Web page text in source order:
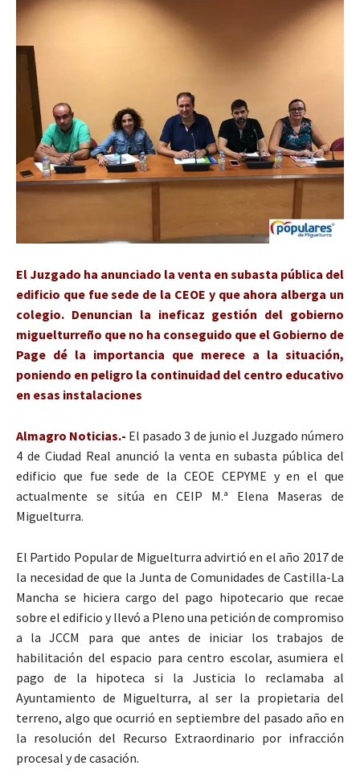
El Juzgado ha anunciado la venta en subasta pública del
edificio que fue sede de la CEOE y que ahora alberga un
colegio. Denuncian la ineficaz gestión del gobierno
miguelturreño que no ha conseguido que el Gobierno de
Page dé la importancia que merece a la situación,
poniendo en peligro la continuidad del centro educativo
en esas instalaciones
Almagro Noticias.- El pasado 3 de junio el Juzgado número
4 de Ciudad Real anunció la venta en subasta pública del
edificio que fue sede de la CEOE CEPYME y en el que
actualmente se sitúa en CEIP M.ª Elena Maseras de
Miguelturra.
El Partido Popular de Miguelturra advirtió en el año 2017 de
la necesidad de que la Junta de Comunidades de Castilla-La
Mancha se hiciera cargo del pago hipotecario que recae
sobre el edificio y llevó a Pleno una petición de compromiso
a la JCCM para que antes de iniciar los trabajos de
habilitación del espacio para centro escolar, asumiera el
pago de la hipoteca si la Justicia lo reclamaba al
Ayuntamiento de Miguelturra, al ser la propietaria del
terreno, algo que ocurrió en septiembre del pasado año en
la resolución del Recurso Extraordinario por infracción
procesal y de casación.